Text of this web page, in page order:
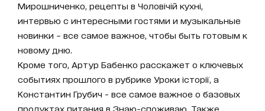
Мирошниченко, рецепты в Чоловічій кухні,
интервью с интересными гостями и музыкальные
новинки – все самое важное, чтобы быть готовым к
новому дню.
Кроме того, Артур Бабенко расскажет о ключевых
событиях прошлого в рубрике Уроки історії, а
Константин Грубич - все самое важное о базовых
продуктах питания в Знаю-споживаю. Также